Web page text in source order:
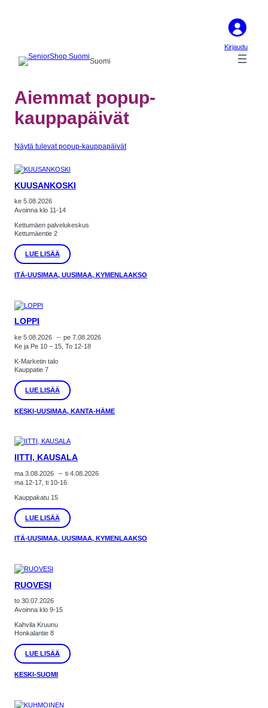
Suomi
Kirjaudu
Aiemmat popup-
kauppapäivät
Näytä tulevat popup-kauppapäivät
KUUSANKOSKI
ke 5.08.2026
Avoinna klo 11-14
Kettumäen palvelukeskus
Kettumäentie 2
LUE LISÄÄ
KUUSANKOSKI
ITÄ-UUSIMAA, UUSIMAA, KYMENLAAKSO
LOPPI
ke 5.08.2026 – pe 7.08.2026
Ke ja Pe 10 – 15, To 12-18
K-Marketin talo
Kauppatie 7
LUE LISÄÄ
LOPPI
KESKI-UUSIMAA, KANTA-HÄME
IITTI, KAUSALA
ma 3.08.2026 – ti 4.08.2026
ma 12-17, ti 10-16
Kauppakatu 15
LUE LISÄÄ
IITTI,
KAUSALA
ITÄ-UUSIMAA, UUSIMAA, KYMENLAAKSO
RUOVESI
to 30.07.2026
Avoinna klo 9-15
Kahvila Kruunu
Honkalantie 8
LUE LISÄÄ
RUOVESI
KESKI-SUOMI